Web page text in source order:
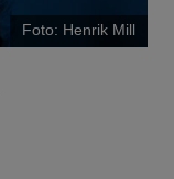
Foto: Henrik Mill